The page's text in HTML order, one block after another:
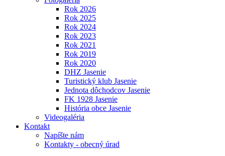
Rok 2026
Rok 2025
Rok 2024
Rok 2023
Rok 2021
Rok 2019
Rok 2020
DHZ Jasenie
Turistický klub Jasenie
Jednota dôchodcov Jasenie
FK 1928 Jasenie
História obce Jasenie
Videogaléria
Kontakt
Napíšte nám
Kontakty - obecný úrad